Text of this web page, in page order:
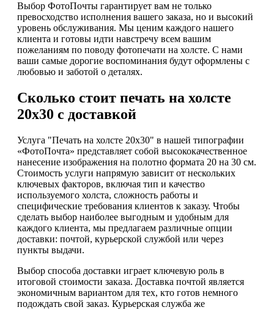
Выбор ФотоПочты гарантирует вам не только
превосходство исполнения вашего заказа, но и высокий
уровень обслуживания. Мы ценим каждого нашего
клиента и готовы идти навстречу всем вашим
пожеланиям по поводу фотопечати на холсте. С нами
ваши самые дорогие воспоминания будут оформлены с
любовью и заботой о деталях.
Сколько стоит печать на холсте
20х30 с доставкой
Услуга "Печать на холсте 20х30" в нашей типографии
«ФотоПочта» представляет собой высококачественное
нанесение изображения на полотно формата 20 на 30 см.
Стоимость услуги напрямую зависит от нескольких
ключевых факторов, включая тип и качество
используемого холста, сложность работы и
специфические требования клиентов к заказу. Чтобы
сделать выбор наиболее выгодным и удобным для
каждого клиента, мы предлагаем различные опции
доставки: почтой, курьерской службой или через
пункты выдачи.
Выбор способа доставки играет ключевую роль в
итоговой стоимости заказа. Доставка почтой является
экономичным вариантом для тех, кто готов немного
подождать свой заказ. Курьерская служба же